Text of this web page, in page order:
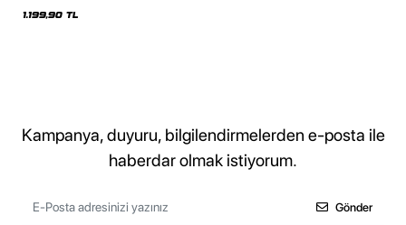
1.199,90 TL
Kampanya, duyuru, bilgilendirmelerden e-posta ile
haberdar olmak istiyorum.
Gönder